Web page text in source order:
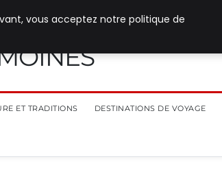
ET TRADITIONS DESTINATIONS DE VOYAGE
vous acceptez notre politique de